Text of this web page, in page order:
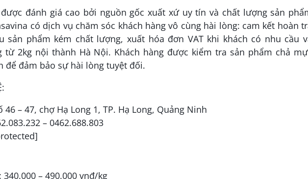
được đánh giá cao bởi nguồn gốc xuất xứ uy tín và chất lượng sản
có dịch vụ chăm sóc khách hàng vô cùng hài lòng: cam kết hoàn
sản phẩm kém chất lượng, xuất hóa đơn VAT khi khách có nhu cầu
từ 2kg nội thành Hà Nội. Khách hàng được kiểm tra sản phẩm chả
để đảm bảo sự hài lòng tuyệt đối.
– 47, chợ Hạ Long 1, TP. Hạ Long, Quảng Ninh
– 0462.688.803
– 490.000 vnđ/kg